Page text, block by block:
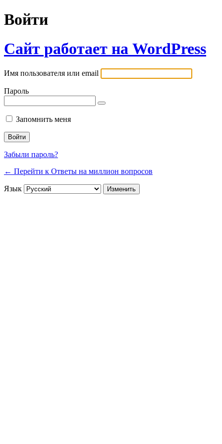
Войти
Сайт работает на WordPress
Имя пользователя или email
Пароль
Запомнить меня
Забыли пароль?
← Перейти к Ответы на миллион вопросов
Язык